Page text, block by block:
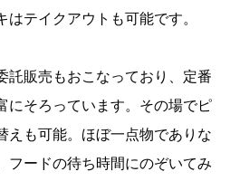
テイクアウトも可能です。
託販売もおこなっており、定番
にそろっています。その場でピ
えも可能。ほぼ一点物でありな
フードの待ち時間にのぞいてみ